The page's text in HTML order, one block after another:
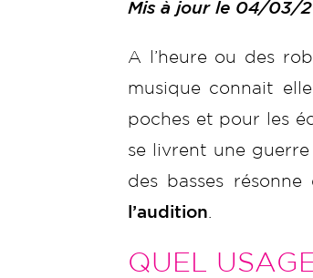
Mis à jour le 04/03/
A l’heure ou des
musique connait
poches et pour les
se livrent une
des basses
l’audition
QUEL